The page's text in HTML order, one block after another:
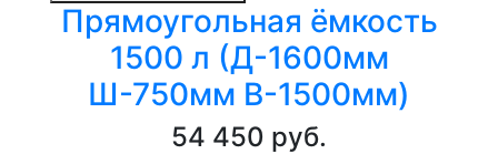
Прямоугольная ёмкость
1500 л (Д-1600мм
Ш-750мм В-1500мм)
54 450 руб.